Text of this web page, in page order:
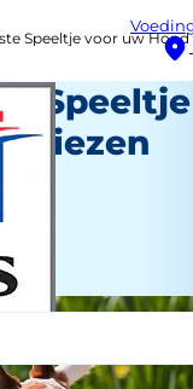
Speeltje voor uw Hond
Kiezen